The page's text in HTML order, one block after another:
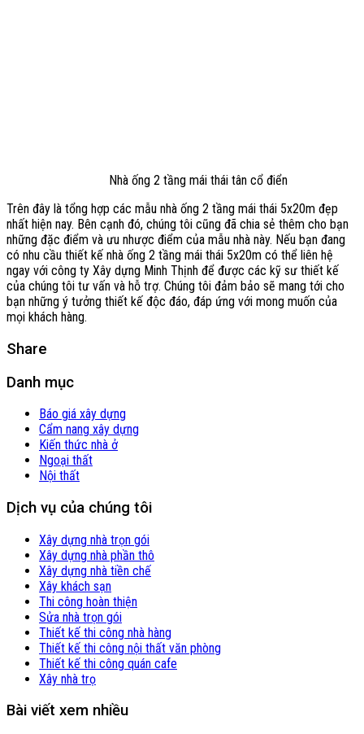
Nhà ống 2 tầng mái thái tân cổ điển
Trên đây là tổng hợp các mẫu nhà ống 2 tầng mái thái 5x20m đẹp
nhất hiện nay. Bên cạnh đó, chúng tôi cũng đã chia sẻ thêm cho bạn
những đặc điểm và ưu nhược điểm của mẫu nhà này. Nếu bạn đang
có nhu cầu thiết kế nhà ống 2 tầng mái thái 5x20m có thể liên hệ
ngay với công ty Xây dựng Minh Thịnh để được các kỹ sư thiết kế
của chúng tôi tư vấn và hỗ trợ. Chúng tôi đảm bảo sẽ mang tới cho
bạn những ý tưởng thiết kế độc đáo, đáp ứng với mong muốn của
mọi khách hàng.
Share
Danh mục
Báo giá xây dựng
Cẩm nang xây dựng
Kiến thức nhà ở
Ngoại thất
Nội thất
Dịch vụ của chúng tôi
Xây dựng nhà trọn gói
Xây dựng nhà phần thô
Xây dựng nhà tiền chế
Xây khách sạn
Thi công hoàn thiện
Sửa nhà trọn gói
Thiết kế thi công nhà hàng
Thiết kế thi công nội thất văn phòng
Thiết kế thi công quán cafe
Xây nhà trọ
Bài viết xem nhiều